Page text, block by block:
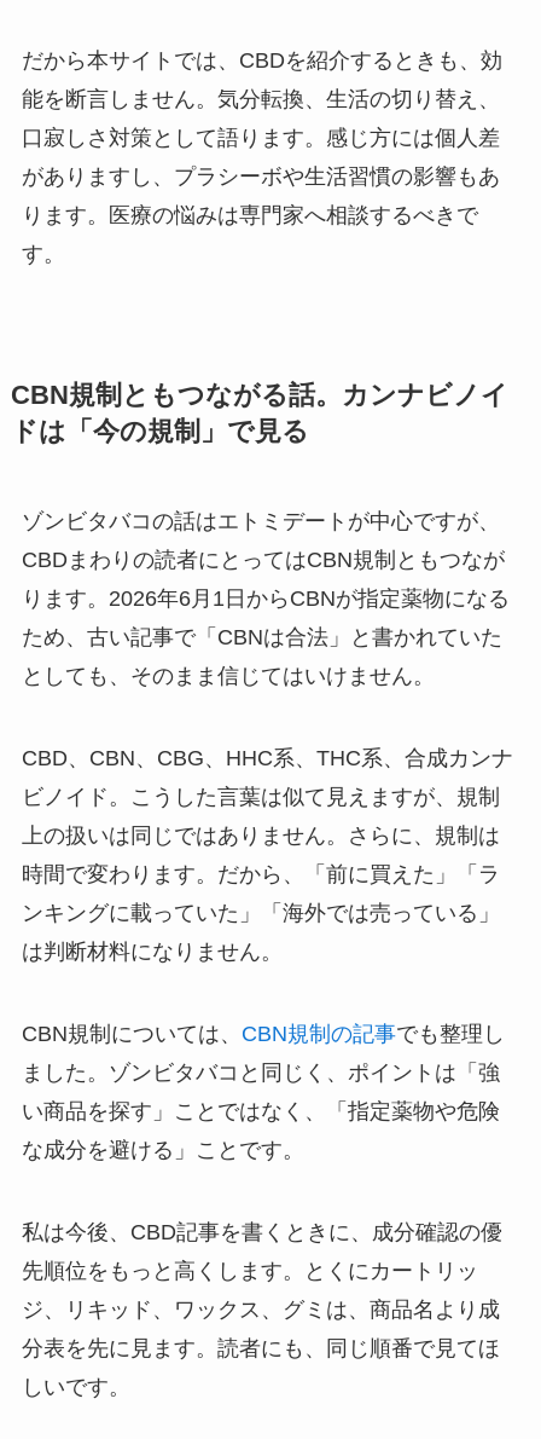
だから本サイトでは、CBDを紹介するときも、効
能を断言しません。気分転換、生活の切り替え、
口寂しさ対策として語ります。感じ方には個人差
がありますし、プラシーボや生活習慣の影響もあ
ります。医療の悩みは専門家へ相談するべきで
す。
CBN規制ともつながる話。カンナビノイ
ドは「今の規制」で見る
ゾンビタバコの話はエトミデートが中心ですが、
CBDまわりの読者にとってはCBN規制ともつなが
ります。2026年6月1日からCBNが指定薬物になる
ため、古い記事で「CBNは合法」と書かれていた
としても、そのまま信じてはいけません。
CBD、CBN、CBG、HHC系、THC系、合成カンナ
ビノイド。こうした言葉は似て見えますが、規制
上の扱いは同じではありません。さらに、規制は
時間で変わります。だから、「前に買えた」「ラ
ンキングに載っていた」「海外では売っている」
は判断材料になりません。
CBN規制については、 CBN規制の記事でも整理し
ました。ゾンビタバコと同じく、ポイントは「強
い商品を探す」ことではなく、「指定薬物や危険
な成分を避ける」ことです。
私は今後、CBD記事を書くときに、成分確認の優
先順位をもっと高くします。とくにカートリッ
ジ、リキッド、ワックス、グミは、商品名より成
分表を先に見ます。読者にも、同じ順番で見てほ
しいです。